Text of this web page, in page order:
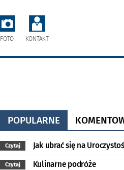
FOTO KONTAKT
POPULARNE
Czytaj Jak ubrać się na
Czytaj Kulinarne podróże